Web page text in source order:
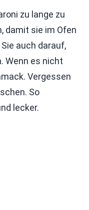
zu lange zu
damit sie im Ofen
auch darauf,
Wenn es nicht
Vergessen
So
lecker.